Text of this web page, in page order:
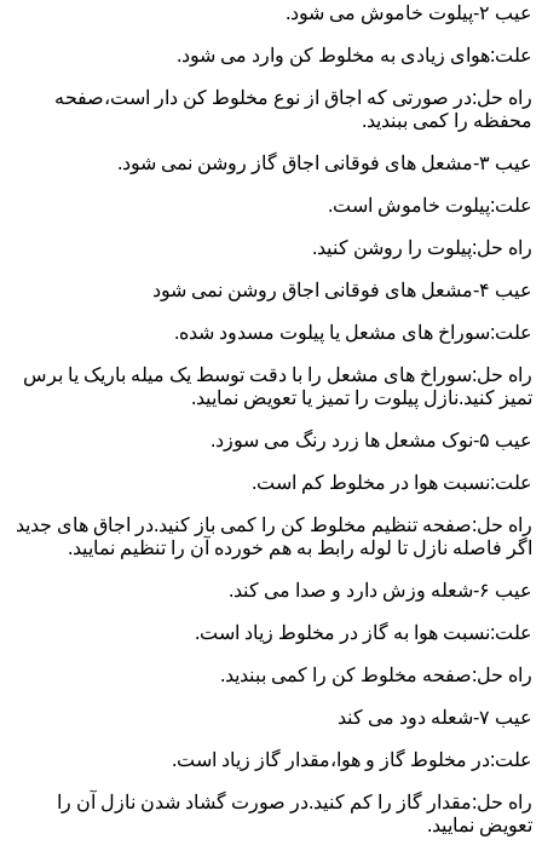
عیب ۲-پیلوت خاموش می شود.
علت:هوای زیادی به مخلوط کن وارد می شود.
راه حل:در صورتی که اجاق از نوع مخلوط کن دار است،صفحه
محفظه را کمی ببندید.
عیب ۳-مشعل های فوقانی اجاق گاز روشن نمی شود.
علت:پیلوت خاموش است.
راه حل:پیلوت را روشن کنید.
عیب ۴-مشعل های فوقانی اجاق روشن نمی شود
علت:سوراخ های مشعل یا پیلوت مسدود شده.
راه حل:سوراخ های مشعل را با دقت توسط یک میله باریک یا برس
تمیز کنید.نازل پیلوت را تمیز یا تعویض نمایید.
عیب ۵-نوک مشعل ها زرد رنگ می سوزد.
علت:نسبت هوا در مخلوط کم است.
راه حل:صفحه تنظیم مخلوط کن را کمی باز کنید.در اجاق های جدید
اگر فاصله نازل تا لوله رابط به هم خورده آن را تنظیم نمایید.
عیب ۶-شعله وزش دارد و صدا می کند.
علت:نسبت هوا به گاز در مخلوط زیاد است.
راه حل:صفحه مخلوط کن را کمی ببندید.
عیب ۷-شعله دود می کند
علت:در مخلوط گاز و هوا،مقدار گاز زیاد است.
راه حل:مقدار گاز را کم کنید.در صورت گشاد شدن نازل آن را
تعویض نمایید.